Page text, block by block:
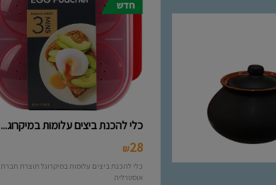
כלי להכנת ביצים עלומות במיקרוג...
28
₪
אוסטרליה